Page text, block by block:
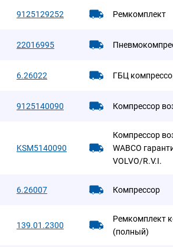
9125129252 Ремкомплект
22016995
6.26022 ГБЦ
9125140090 Компрессор
KSM5140090
Компрессор
WABCO
VOLVO/R.V.I.
6.26007 Компрессор
139.01.2300
Ремкомплект
(полный)